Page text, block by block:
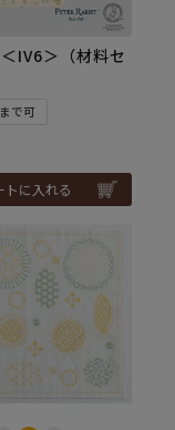
IV6＞（材料セ
で可
トに入れる